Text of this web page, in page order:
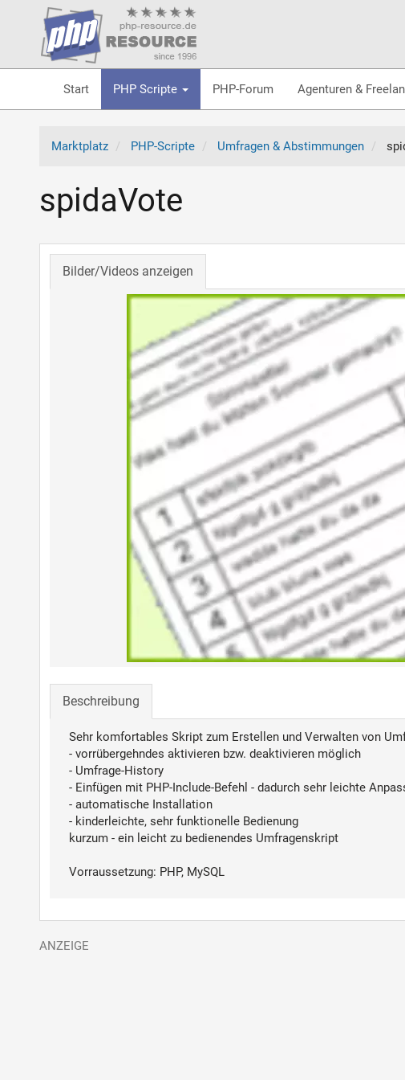
Start PHP Scripte PHP-Forum Agenturen &
Marktplatz PHP-Scripte Umfragen & Abstimmungen
spidaVote
Bilder/Videos anzeigen
Beschreibung
Sehr komfortables Skript zum Erstellen und Verwalten von
- vorrübergehndes aktivieren bzw. deaktivieren möglich
- Umfrage-History
- Einfügen mit PHP-Include-Befehl - dadurch sehr leichte
- automatische Installation
- kinderleichte, sehr funktionelle Bedienung
kurzum - ein leicht zu bedienendes Umfragenskript
Vorraussetzung: PHP, MySQL